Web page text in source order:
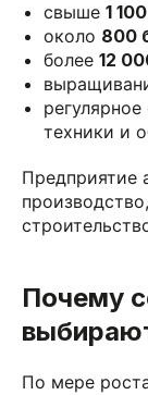
свыше 1
около 800
более 12
техники и
Предприятие
Почему
По мере